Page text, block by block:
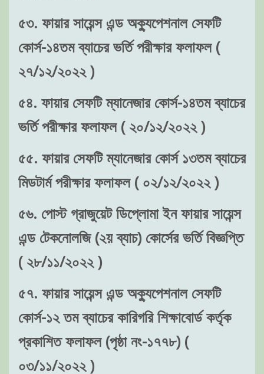
৫৩. ফায়ার সায়েন্স এন্ড অক্যুপেশনাল সেফটি
কোর্স-১৪তম ব্যাচের ভর্তি পরীক্ষার ফলাফল (
২৭/১২/২০২২ )
৫৪. ফায়ার সেফটি ম্যানেজার কোর্স-১৪তম ব্যাচের
ভর্তি পরীক্ষার ফলাফল ( ২০/১২/২০২২ )
৫৫. ফায়ার সেফটি ম্যানেজার কোর্স ১৩তম ব্যাচের
মিডটার্ম পরীক্ষার ফলাফল ( ০২/১২/২০২২ )
৫৬. পোস্ট গ্রাজুয়েট ডিপ্লোমা ইন ফায়ার সায়েন্স
এন্ড টেকনোলজি (২য় ব্যাচ) কোর্সের ভর্তি বিজ্ঞপ্তি
( ২৮/১১/২০২২ )
৫৭. ফায়ার সায়েন্স এন্ড অক্যুপেশনাল সেফটি
কোর্স-১২ তম ব্যাচের কারিগরি শিক্ষাবোর্ড কর্তৃক
প্রকাশিত ফলাফল (পৃষ্ঠা নং-১৭৭৮) (
০৩/১১/২০২২ )